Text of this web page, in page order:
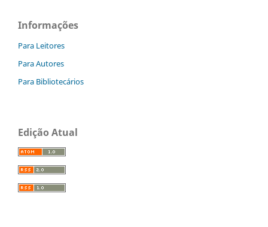
Informações
Para Leitores
Para Autores
Para Bibliotecários
Edição Atual